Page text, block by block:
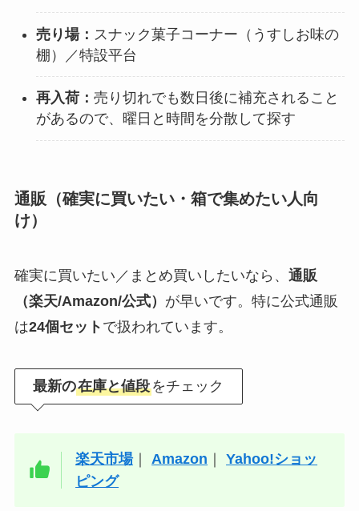
売り場： スナック菓子コーナー（うすしお味の
棚）／特設平台
再入荷： 売り切れでも数日後に補充されること
があるので、曜日と時間を分散して探す
通販（確実に買いたい・箱で集めたい人向
け）
確実に買いたい／まとめ買いしたいなら、 通販
（楽天/Amazon/公式） が早いです。特に公式通販
は24個セット で扱われています。
最新の在庫と値段をチェック
楽天市場｜ Amazon ｜Yahoo!ショッ
ピング